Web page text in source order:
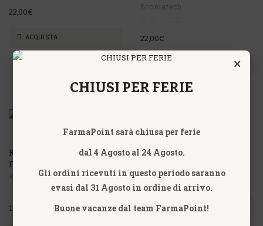
22,00€
ACQUISTA 22,00€
RAMNOSELLE 30 CAPSULE
FERMENTI LATTICI
Bromatech
17,50€
ROTANELLE BROMATEC
Bromatech
ACQUISTA
×
CHIUSI PER FERIE
FarmaPoint sarà chiusa per ferie
dal 4 Agosto al 24 Agosto.
Gli ordini ricevuti in questo periodo saranno
evasi dal 31 Agosto in ordine di arrivo.
Buone vacanze dal team FarmaPoint!